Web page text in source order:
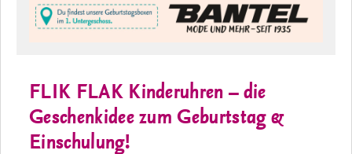
FLIK FLAK Kinderuhren – die
Geschenkidee zum Geburtstag &
Einschulung!